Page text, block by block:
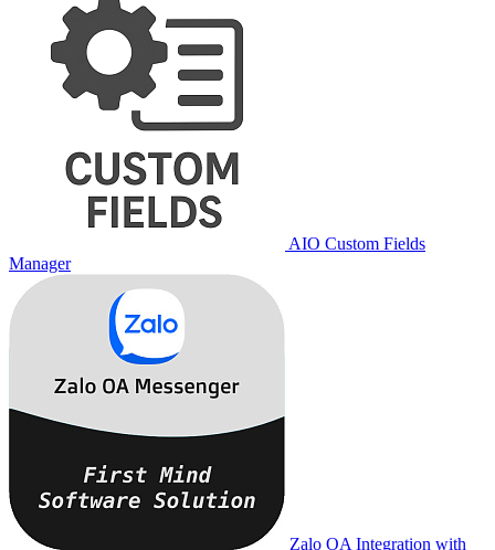
AIO Custom Fields
Manager
Zalo OA Integration with